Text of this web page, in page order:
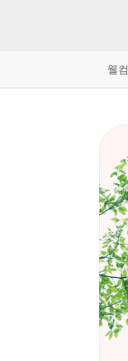
웰컴